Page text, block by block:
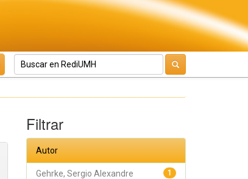
Filtrar
Autor
1
Gehrke, Sergio Alexandre